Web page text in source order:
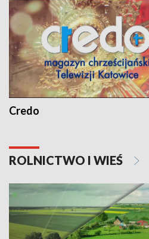
Credo
ROLNICTWO I WIEŚ